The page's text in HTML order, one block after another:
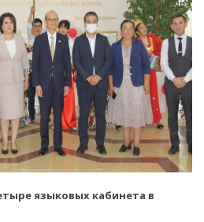
языковых кабинета в